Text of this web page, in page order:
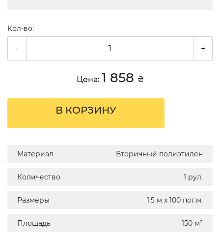
Кол-во:
- +
Цена: 1 858 ₴
В КОРЗИНУ
Материал Вторичный полиэтилен
Количество 1 рул.
Размеры 1,5 м х 100 пог.м.
Площадь 150 м²